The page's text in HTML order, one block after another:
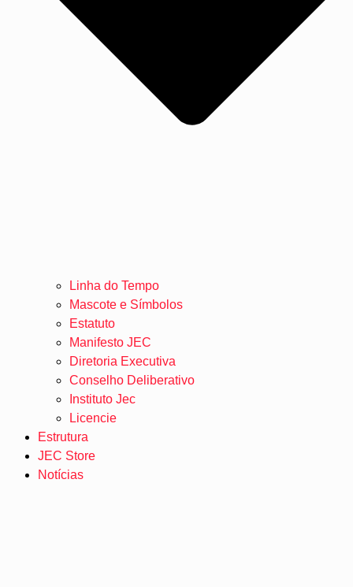
Linha do Tempo
Mascote e Símbolos
Estatuto
Manifesto JEC
Diretoria Executiva
Conselho Deliberativo
Instituto Jec
Licencie
Estrutura
JEC Store
Notícias